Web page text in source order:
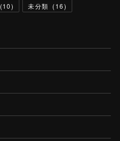
(10) 未分類 (16)